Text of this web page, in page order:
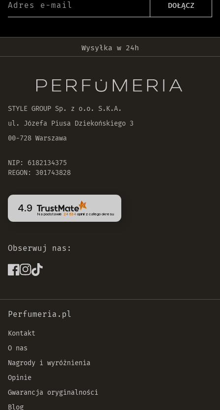
Adres e-mail DOŁĄCZ
Wysyłka w 24h
30 dni na zwrot zamówienia
STYLE GROUP Sp. z o.o. S.K.A.
ul. Józefa Piusa Dziekońskiego 3
00-728 Warszawa
NIP: 6182134375
REGON: 301743828
4.9
Na podstawie 24 634opinii z całego okresu
Obserwuj nas:
Perfumeria.pl
Kontakt
O nas
Nagrody i wyróżnienia
Opinie
Gwarancja oryginalności
Blog